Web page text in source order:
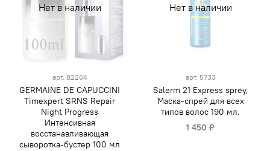
Нет в наличии
арт. 82204
GERMAINE DE CAPUCCINI
Timexpert SRNS Repair
Night Progress
Интенсивная
восстанавливающая
сыворотка-бустер 100 мл
Нет в наличии
арт. 5733
Salerm 21 Express sprey,
Маска-спрей для всех
типов волос 190 мл.
1 450 ₽